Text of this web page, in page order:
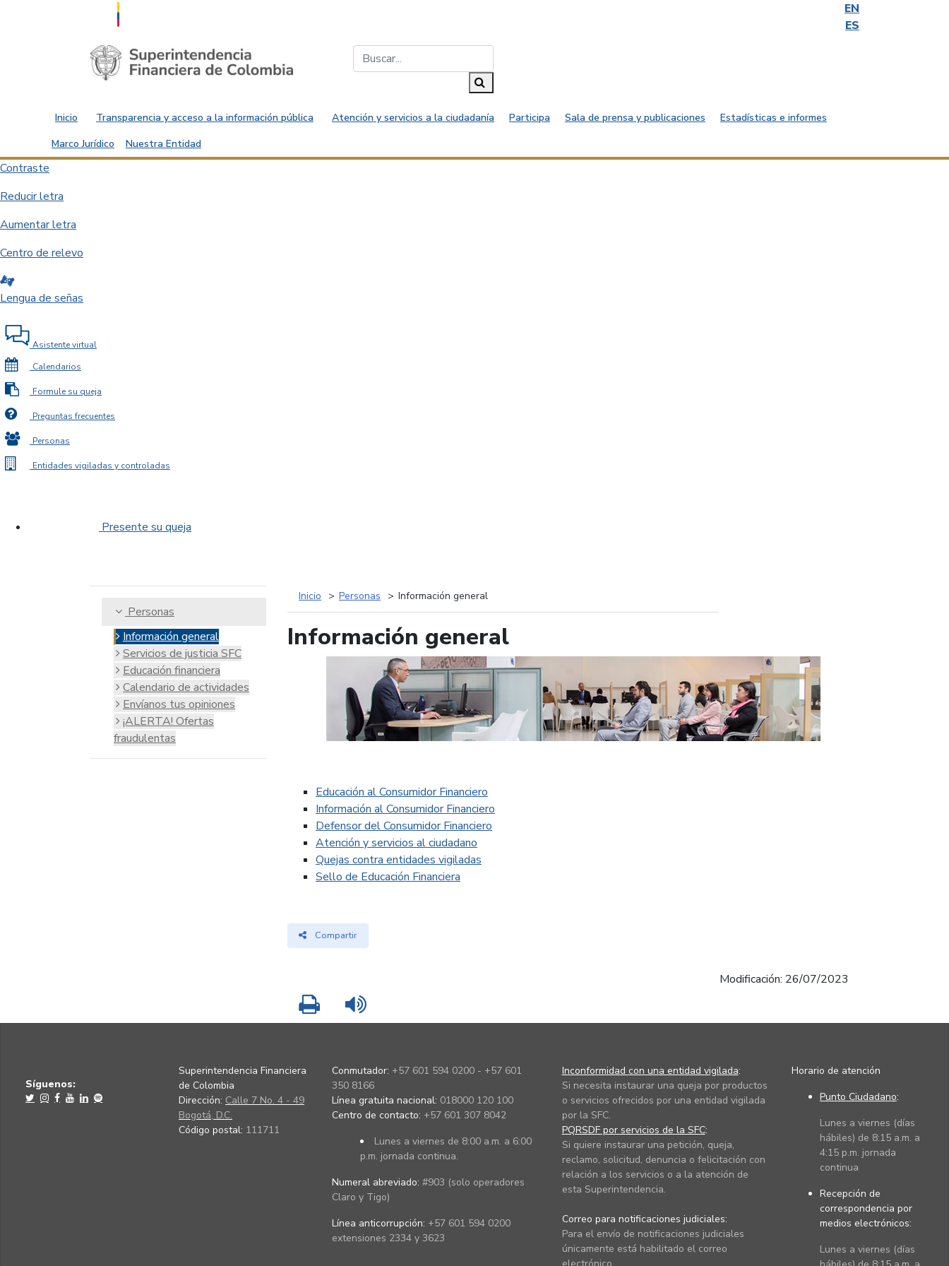
EN
ES
Saltar al contenido principal
Inicio Transparencia y acceso a la información pública Atención y servicios a la ciudadanía Participa Sala de prensa y publicaciones
Estadísticas e informes
Marco Jurídico
Nuestra Entidad
Contraste
Reducir letra
Aumentar letra
Centro de relevo
Lengua de señas
Asistente virtual
Calendarios
Formule su queja
Preguntas frecuentes
Personas
Entidades vigiladas y controladas
Presente su queja
Inicio Personas Información general
Información general
Educación al Consumidor Financiero
Información al Consumidor Financiero
Defensor del Consumidor Financiero
Atención y servicios al ciudadano
Quejas contra entidades vigiladas
Sello de Educación Financiera
Compartir
Modificación: 26/07/2023
Imprimir
Personas
Información general
Servicios de justicia SFC
Educación financiera
Calendario de actividades
Envíanos tus opiniones
¡ALERTA! Ofertas
fraudulentas
Síguenos:
Superintendencia Financiera
de Colombia
Dirección: Calle 7 No. 4 - 49
Bogotá, D.C.
Código postal: 111711
Conmutador: +57 601 594 0200 - +57 601
350 8166
Línea gratuita nacional: 018000 120 100
Centro de contacto: +57 601 307 8042
Lunes a viernes de 8:00 a.m. a 6:00
p.m. jornada continua.
Numeral abreviado: #903 (solo operadores
Claro y Tigo)
Línea anticorrupción: +57 601 594 0200
extensiones 2334 y 3623
Inconformidad con una entidad vigilada:
Si necesita instaurar una queja por productos
o servicios ofrecidos por una entidad vigilada
por la SFC.
PQRSDF por servicios de la SFC:
Si quiere instaurar una petición, queja,
reclamo, solicitud, denuncia o felicitación con
relación a los servicios o a la atención de
esta Superintendencia.
Correo para notificaciones judiciales:
Para el envío de notificaciones judiciales
únicamente está habilitado el correo
Horario de atención
Punto Ciudadano:
Lunes a viernes (días
hábiles) de 8:15 a.m. a
4:15 p.m. jornada
continua
Recepción de
correspondencia por
medios electrónicos:
Lunes a viernes (días